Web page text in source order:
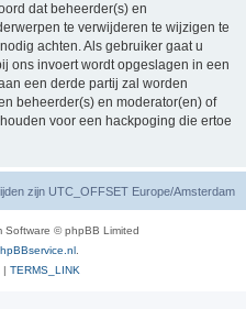
dat beheerder(s) en
te verwijderen te wijzigen te
achten. Als gebruiker gaat u
ons invoert wordt opgeslagen in een
een derde partij zal worden
beheerder(s) en moderator(en) of
voor een hackpoging die ertoe
zijn UTC_OFFSET Europe/Amsterdam
Software © phpBB Limited
.
| TERMS_LINK